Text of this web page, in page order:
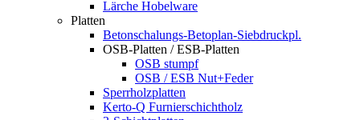
Lärche Hobelware
Platten
Betonschalungs-Betoplan-Siebdruckpl.
OSB-Platten / ESB-Platten
OSB stumpf
OSB / ESB Nut+Feder
Sperrholzplatten
Kerto-Q Furnierschichtholz